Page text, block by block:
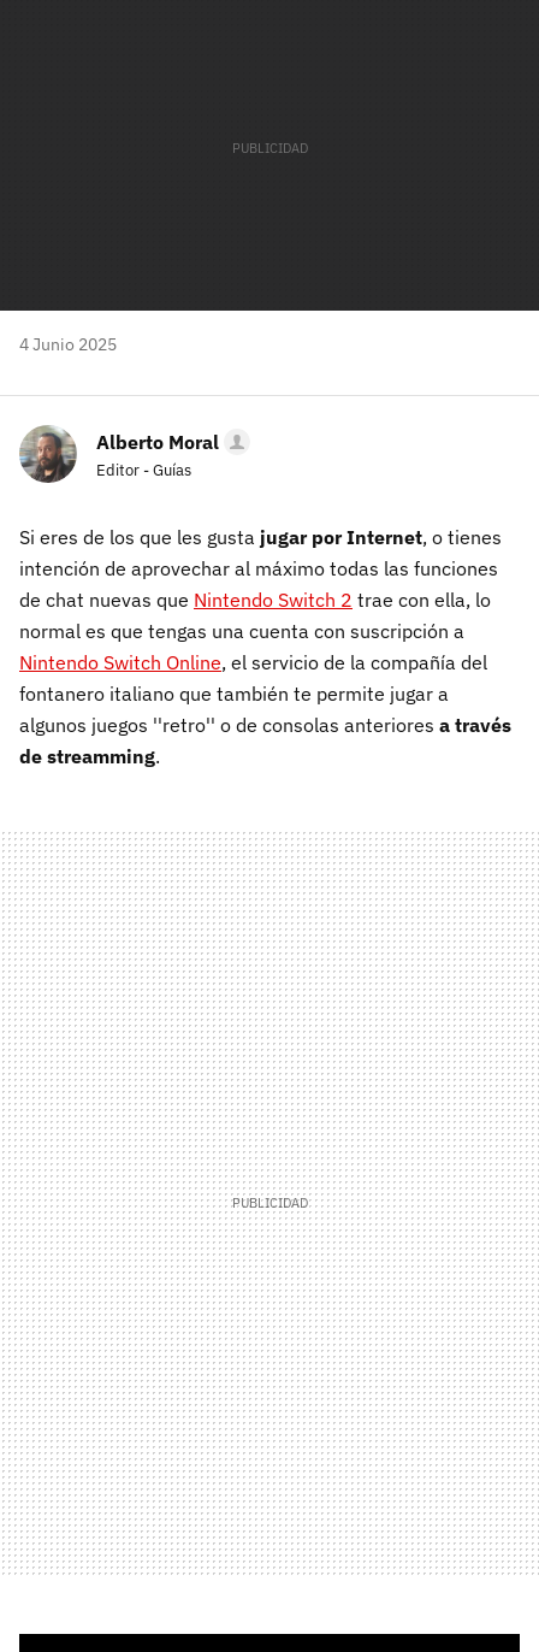
4 Junio 2025
Alberto Moral
Editor - Guías
Si eres de los que les gusta jugar por Internet, o tienes
intención de aprovechar al máximo todas las funciones
de chat nuevas que Nintendo Switch 2 trae con ella, lo
normal es que tengas una cuenta con suscripción a
Nintendo Switch Online, el servicio de la compañía del
fontanero italiano que también te permite jugar a
algunos juegos ''retro'' o de consolas anteriores a través
de streamming.